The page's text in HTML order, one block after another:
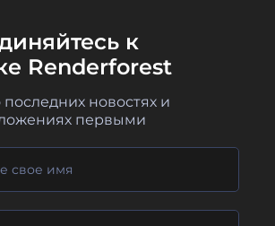
к
Renderforest
новостях и
первыми